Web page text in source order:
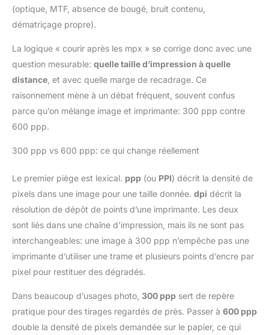
(optique, MTF, absence de bougé, bruit contenu,
dématriçage propre).
La logique « courir après les mpx » se corrige donc avec une
question mesurable: quelle taille d’impression à quelle
distance , et avec quelle marge de recadrage. Ce
raisonnement mène à un débat fréquent, souvent confus
parce qu’on mélange image et imprimante: 300 ppp contre
600 ppp.
300 ppp vs 600 ppp: ce qui change réellement
Le premier piège est lexical. ppp (ou PPI) décrit la densité de
pixels dans une image pour une taille donnée. dpi décrit la
résolution de dépôt de points d’une imprimante. Les deux
sont liés dans une chaîne d’impression, mais ils ne sont pas
interchangeables: une image à 300 ppp n’empêche pas une
imprimante d’utiliser une trame et plusieurs points d’encre par
pixel pour restituer des dégradés.
Dans beaucoup d’usages photo, 300 ppp sert de repère
pratique pour des tirages regardés de près. Passer à 600 ppp
double la densité de pixels demandée sur le papier, ce qui